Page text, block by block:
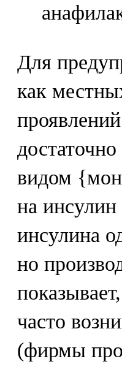
Для
как
видом
на инсулин
инсулина
но
часто
(фирмы